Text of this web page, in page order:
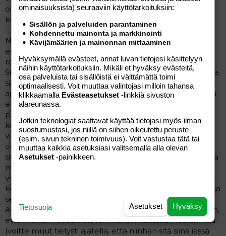
oikein mieli harrastaa seksiä kun tietää että ei saa
kuitenkaan orgasmia, mieheni kyllä saa.
Naisen fyysiset ominaisuuden siis kiihottavat minua
enemmän kuin miesten. En voi silti ajatella naista
romanttisessa mielessä taikka elämänkumppanina.
Siitäkään en oikein osaa sanoa haluaisinko naisen kanssa
sänkyyn, ehkä se pelkästään on minulla haluna vain
ajatuksissani tai niin, että näen televisiosta jotain. Haluan
elämääni miehen ja perheen, lapsia ja antaa heille
paljon rakkautta. En vaan mielestäni koskaan ole ollut
kovin seksuaalinen ja itsetyydytyskin on ollut aina kovin
vierasta. Jos olen sitä yrittänyt, se on enemmänkin
orgasmin metsästämistä ja ahdistavaa kun en koe
sitäkään kiihottavaksi. En edes tiedä mitä seksifantasioita
minun pitäisi samalla ajatella? Niitä naisiako jos ne kerta
voisivat kiihottaa? Onko se väärin omaa rakastani
kohtaan jos masturboidessani ajattelenkin jotain naista ja
se sitten kiihottaa??
Asia on kuitenkin niin, että rakastan nykyistäni niin paljon,
että melkein tiedän olevani hänen kanssaan lopun ikää
(voitte muut tietysti ajatella, että niinhän sitä siinä iässä
ominaisuuk­sista) seuraaviin käyttötarkoituksiin:
Sisällön ja palveluiden parantaminen
Kohdennettu mainonta ja markkinointi
Kävijämäärien ja mainonnan mittaaminen
Hyväksymällä evästeet, annat luvan tietojesi käsittelyyn
näihin käyttötarkoituksiin. Mikäli et hyväksy evästeitä,
osa palveluista tai sisällöistä ei välttämättä toimi
optimaalisesti. Voit muuttaa valintojasi milloin tahansa
klikkaamalla Evästeasetukset -linkkiä sivuston
alareunassa.
Jotkin teknologiat saattavat käyttää tietojasi myös ilman
suostumustasi, jos niillä on siihen oikeutettu peruste
(esim. sivun tekninen toimivuus). Voit vastustaa tätä tai
muuttaa kaikkia asetuksiasi valitsemalla alla olevan
Asetukset -painikkeen.
Hyväksy
Asetukset
Tietosuoja